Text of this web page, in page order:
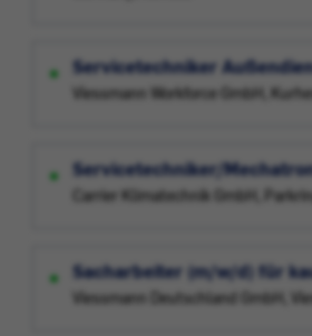
Servicetechniker
Viessmann Workforce GmbH,
Servicetechniker/
Carrier Klimatechnik GmbH,
Sacharbeiter (m/w/d) für
Viessmann Deutschland GmbH,